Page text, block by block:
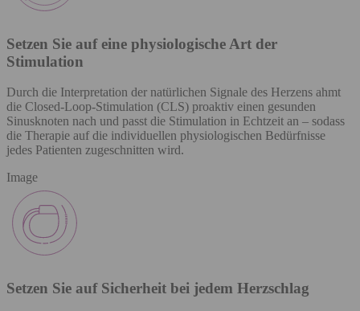
Setzen Sie auf eine physiologische Art der
Stimulation
Durch die Interpretation der natürlichen Signale des Herzens ahmt
die Closed-Loop-Stimulation (CLS) proaktiv einen gesunden
Sinusknoten nach und passt die Stimulation in Echtzeit an – sodass
die Therapie auf die individuellen physiologischen Bedürfnisse
jedes Patienten zugeschnitten wird.
Image
Setzen Sie auf Sicherheit bei jedem Herzschlag